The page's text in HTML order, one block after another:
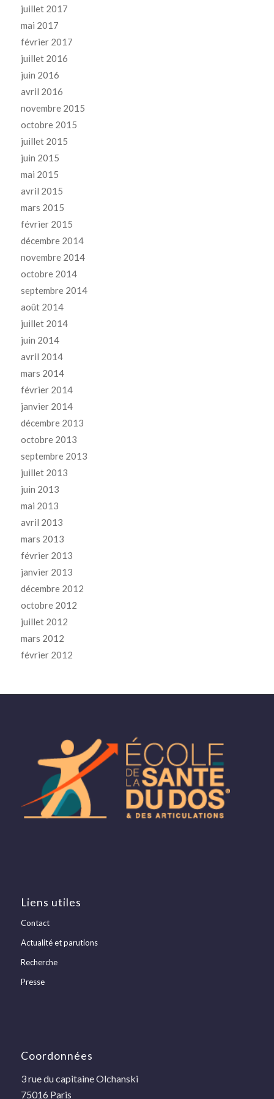
juillet 2017
mai 2017
février 2017
juillet 2016
juin 2016
avril 2016
novembre 2015
octobre 2015
juillet 2015
juin 2015
mai 2015
avril 2015
mars 2015
février 2015
décembre 2014
novembre 2014
octobre 2014
septembre 2014
août 2014
juillet 2014
juin 2014
avril 2014
mars 2014
février 2014
janvier 2014
décembre 2013
octobre 2013
septembre 2013
juillet 2013
juin 2013
mai 2013
avril 2013
mars 2013
février 2013
janvier 2013
décembre 2012
octobre 2012
juillet 2012
mars 2012
février 2012
Liens utiles
Contact
Actualité et parutions
Recherche
Presse
Coordonnées
3 rue du capitaine Olchanski
75016 Paris